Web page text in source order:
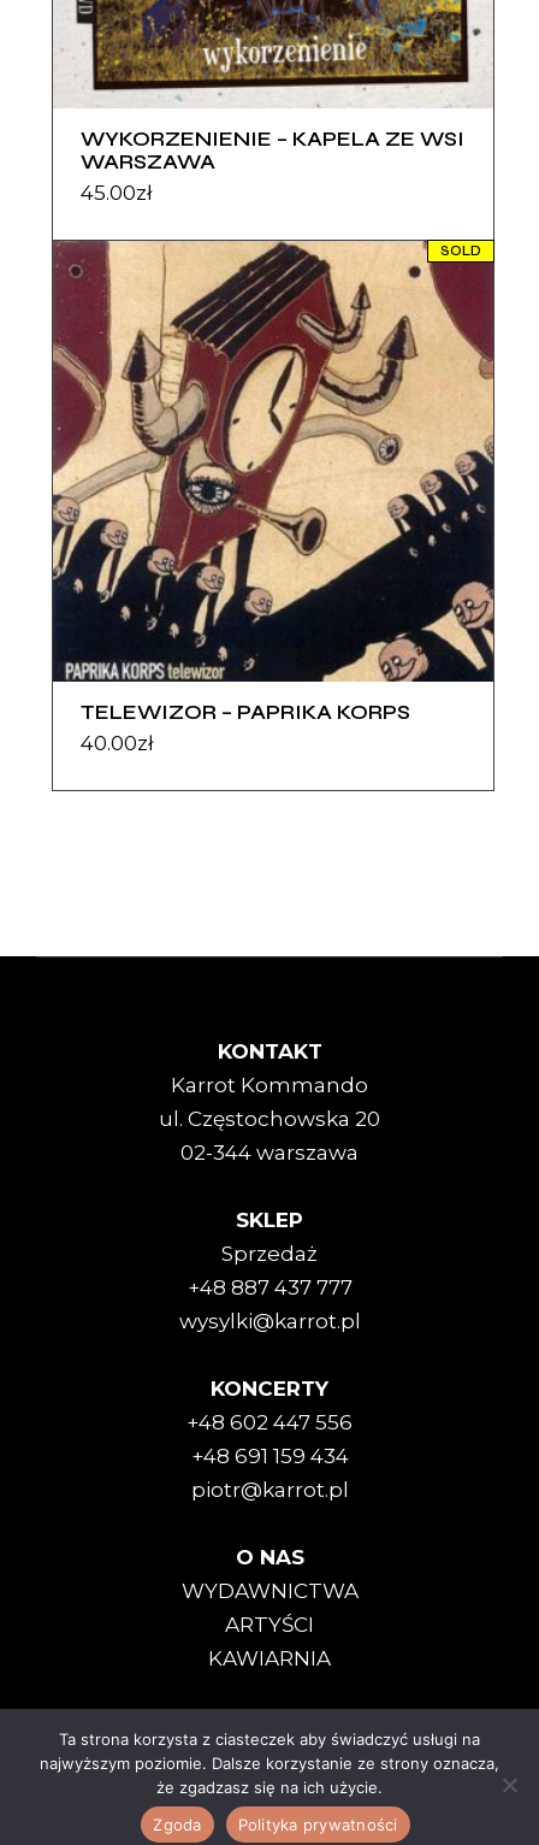
WYKORZENIENIE – KAPELA ZE WSI
WARSZAWA
45.00zł
SOLD
TELEWIZOR – PAPRIKA KORPS
40.00zł
KONTAKT
Karrot Kommando
ul. Częstochowska 20
02-344 warszawa
SKLEP
Sprzedaż
+48 887 437 777
wysylki@karrot.pl
KONCERTY
+48 602 447 556
+48 691 159 434
piotr@karrot.pl
O NAS
WYDAWNICTWA
ARTYŚCI
KAWIARNIA
Karrot Kommando © 2025
Polityka Prywatności |Regulamin
Ta strona korzysta z ciasteczek aby świadczyć usługi na
najwyższym poziomie. Dalsze korzystanie ze strony oznacza,
że zgadzasz się na ich użycie.
Zgoda
Polityka prywatności